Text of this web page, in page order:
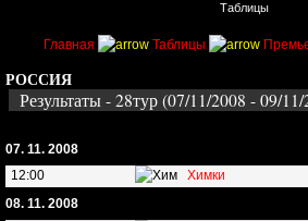
Таблицы
Главная Таблицы
РОССИЯ
Результаты - 28тур (07/11/2008 - 09/
07. 11. 2008
12:00
Химки
08. 11. 2008